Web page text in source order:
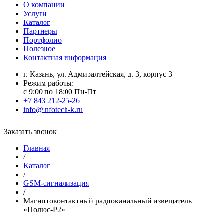
О компании
Услуги
Каталог
Партнеры
Портфолио
Полезное
Контактная информация
г. Казань, ул. Адмиралтейская, д. 3, корпус 3
Режим работы:
с 9:00 по 18:00 Пн-Пт
+7 843 212-25-26
info@infotech-k.ru
Заказать звонок
Главная
/
Каталог
/
GSM-сигнализация
/
Магнитоконтактный радиоканальный извещатель
«Полюс-Р2»